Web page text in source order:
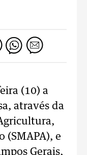
(10) a
através da
(SMAPA), e
Gerais,